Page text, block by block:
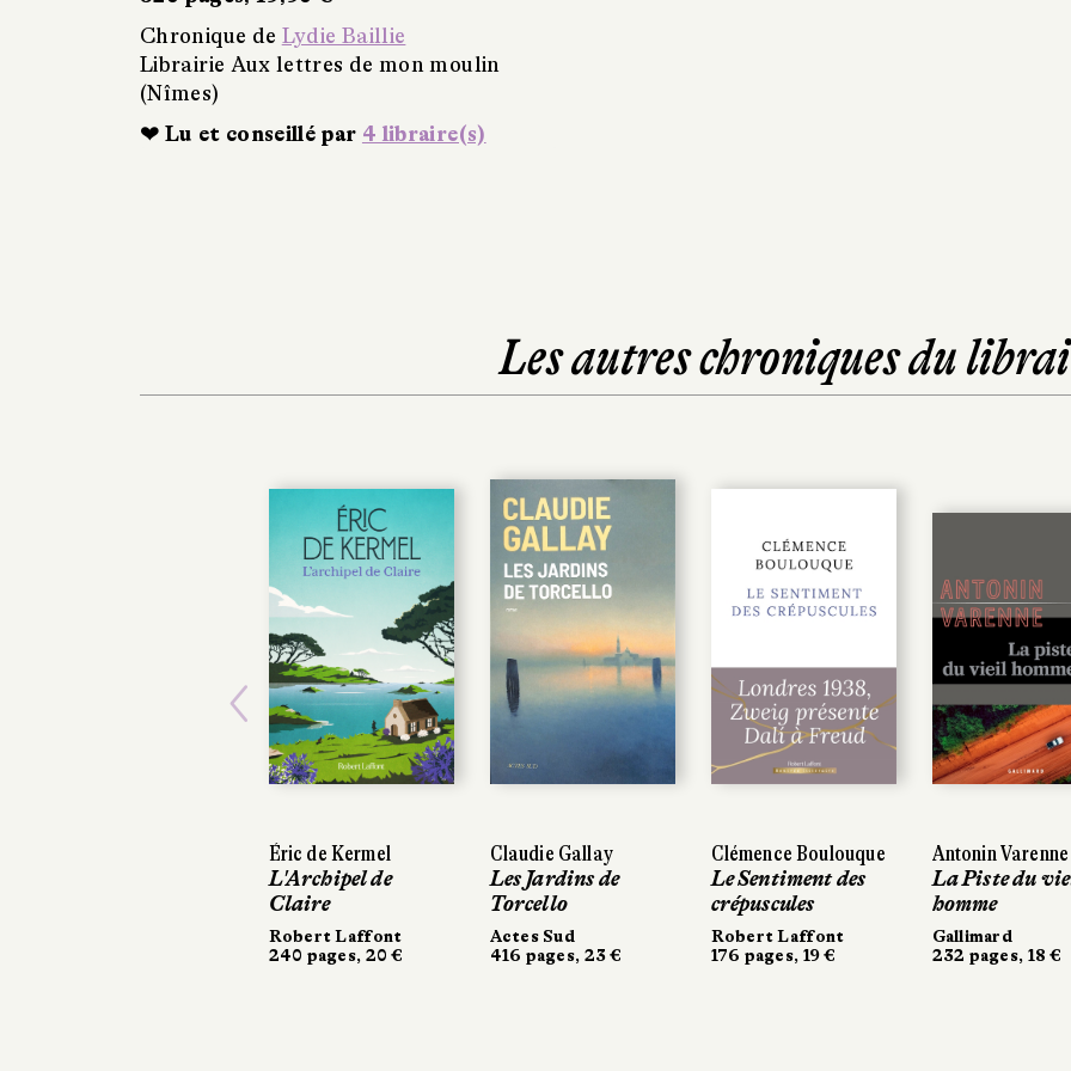
Chronique de Lydie Baillie
Librairie Aux lettres de mon moulin
(Nîmes)
❤ Lu et conseillé par 4 libraire(s)
Les autres chroniques du
Éric de Kermel
L'Archipel de
Claire
Robert Laffont
240 pages, 20 €
Claudie Gallay
Les Jardins de
Torcello
Actes Sud
416 pages, 23 €
Clémence Boulouque
Le Sentiment des
crépuscules
Robert Laffont
176 pages, 19 €
Antonin Varenne
La Piste du
homme
Gallimard
232 pages, 18 €
Claudie Gallay
Les Jardins de
Torcello
Actes Sud
416 pages, 23 €
Clémence Boulouque
Le Sentiment des
crépuscules
Robert Laffont
176 pages, 19 €
Antonin Varenne
La Piste du
homme
Gallimard
232 pages, 18 €
Previous